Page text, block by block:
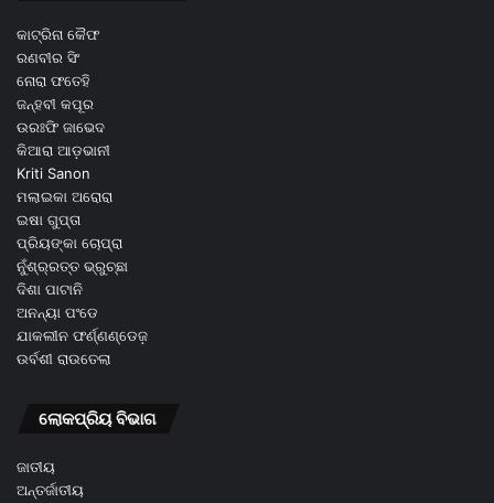
କାଟ୍ରିନା କୈଫ
ରଣବୀର ସିଂ
ନୋରା ଫତେହି
ଜନ୍ହବୀ କପୂର
ଉରଃଫି ଜାଭେଦ
କିଆରା ଆଡ଼ଭାନୀ
Kriti Sanon
ମଲାଇକା ଅରୋରା
ଇଷା ଗୁପ୍ତା
ପ୍ରିୟଙ୍କା ଚୋପ୍ରା
ନୁଁଶ୍ର୍ରତ୍ତ ଭ୍ରୁଚ୍ଛା
ଦିଶା ପାଟାନି
ଅନନ୍ୟା ପଂଡେ
ଯାକଲୀନ ଫର୍ଣ୍ଣଣ୍ଡେଜ଼
ଉର୍ବଶୀ ରାଉତେଲା
ଲୋକପ୍ରିୟ ବିଭାଗ
ଜାତୀୟ
ଅନ୍ତର୍ଜାତୀୟ